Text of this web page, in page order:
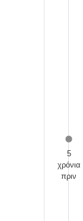
5
χρόνια
πριν